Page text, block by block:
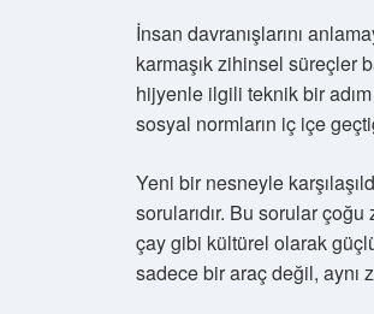
İnsan davranışlarını
karmaşık zihinsel süreçler
hijyenle ilgili teknik bir
sosyal normların iç içe
Yeni bir nesneyle
sorularıdır. Bu sorular
çay gibi kültürel olarak
sadece bir araç değil, aynı